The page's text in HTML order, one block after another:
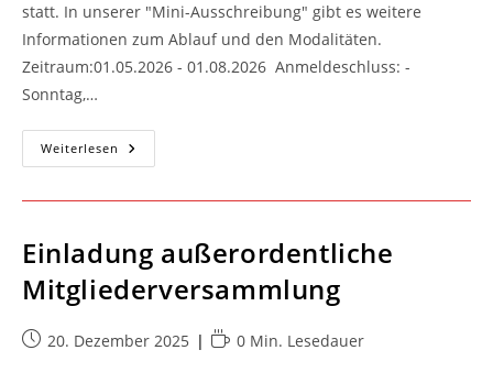
statt. In unserer "Mini-Ausschreibung" gibt es weitere
Informationen zum Ablauf und den Modalitäten.
Zeitraum:01.05.2026 - 01.08.2026 Anmeldeschluss: -
Sonntag,…
Weiterlesen Start
Der
Einladung außerordentliche
Mitgliederversammlung
Beitrag20. Dezember 2025 Lesedauer:
0 Min. Lesedauer